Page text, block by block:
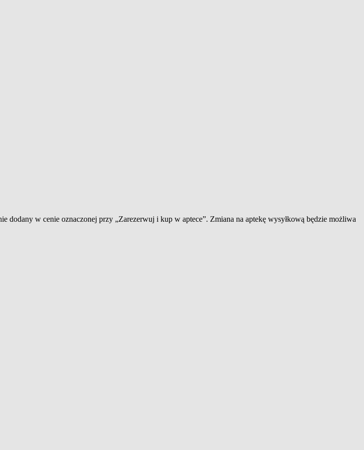
dodany w cenie oznaczonej przy „Zarezerwuj i kup w aptece”. Zmiana na aptekę wysyłkową będzie możliwa